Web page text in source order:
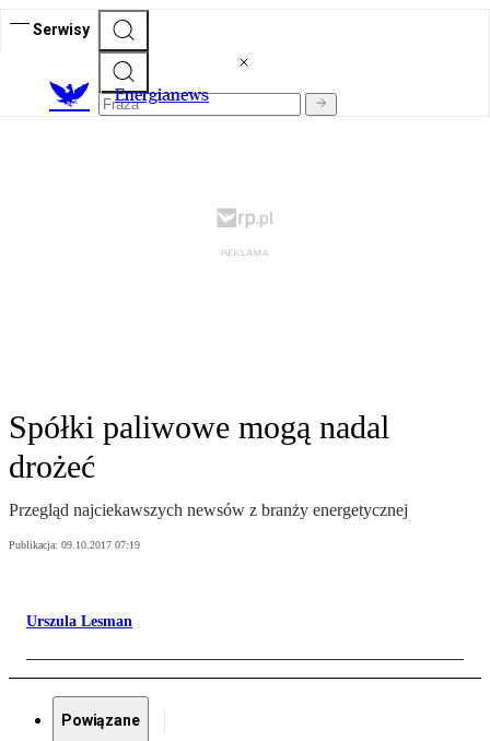
Serwisy
Energianews
Spółki paliwowe mogą nadal
drożeć
Przegląd najciekawszych newsów z branży energetycznej
Publikacja: 09.10.2017 07:19
Urszula Lesman
Powiązane